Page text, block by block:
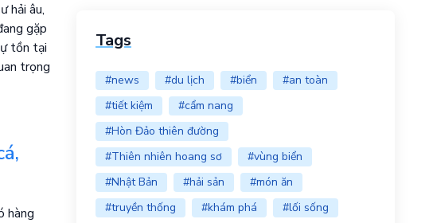
hải âu,
gặp
tồn tại
trọng
hàng
Tags
#news #du lịch #biển
#an toàn
#tiết kiệm
#cẩm nang
#Hòn Đảo thiên đường
#Thiên nhiên hoang sơ
#vùng biển
#Nhật Bản
#hải sản
#món ăn
#truyền thống
#khám phá
#lối sống